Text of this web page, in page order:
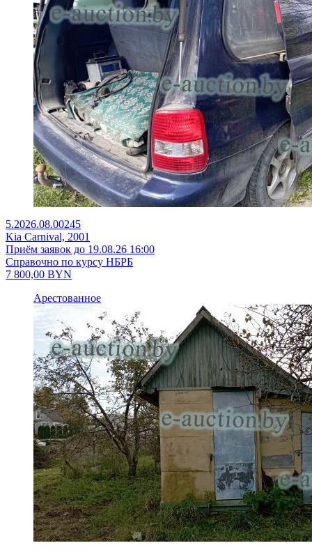
5.2026.08.00245
Kia Carnival, 2001
Приём заявок до 19.08.26 16:00
Справочно по курсу НБРБ
7 800,00 BYN
Арестованное